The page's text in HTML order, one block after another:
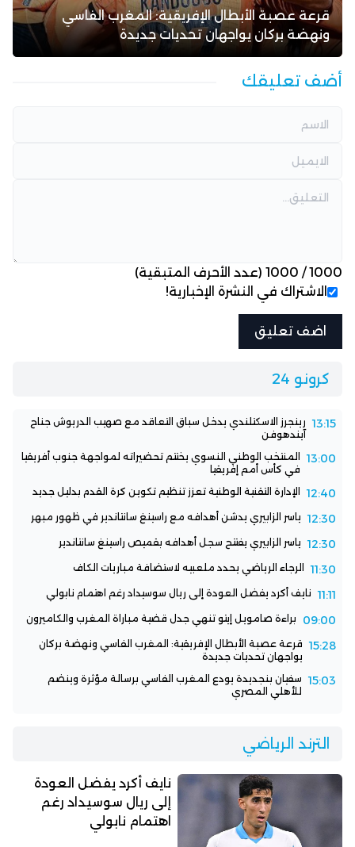
قرعة عصبة الأبطال الإفريقية: المغرب الفاسي
ونهضة بركان يواجهان تحديات جديدة
أضف تعليقك
1000
/
1000 (عدد الأحرف المتبقية)
الاشتراك في النشرة الإخبارية!
كرونو 24
13:15 رينجرز الاسكتلندي يدخل سباق التعاقد مع صهيب الدريوش جناح
آيندهوفن
13:00
المنتخب الوطني النسوي يختتم تحضيراته لمواجهة جنوب أفريقيا
في كأس أمم إفريقيا
12:40 الإدارة التقنية الوطنية تعزز تنظيم تكوين كرة القدم بدليل جديد
12:30 ياسر الزابيري يدشن أهدافه مع راسينغ سانتاندير في ظهور مبهر
12:30 ياسر الزابيري يفتتح سجل أهدافه بقميص راسينغ سانتاندير
11:30 الرجاء الرياضي يحدد ملعبيه لاستضافة مباريات الكاف
11:11 نايف أكرد يفضل العودة إلى ريال سوسيداد رغم اهتمام نابولي
09:00 براءة صامويل إيتو تنهي جدل قضية مباراة المغرب والكاميرون
15:28 قرعة عصبة الأبطال الإفريقية: المغرب الفاسي ونهضة بركان
يواجهان تحديات جديدة
15:03 سفيان بنجديدة يودع المغرب الفاسي برسالة مؤثرة وينضم
للأهلي المصري
الترند الرياضي
نايف أكرد يفضل العودة
إلى ريال سوسيداد رغم
اهتمام نابولي